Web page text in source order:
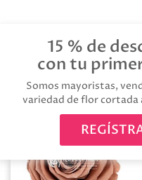
15 % de
con tu
Somos mayoristas,
variedad de flor cortada